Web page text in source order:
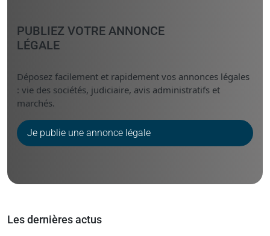
PUBLIEZ VOTRE ANNONCE
LÉGALE
Déposez facilement et rapidement vos annonces légales
: vie des sociétés, judiciaire, avis administratifs et
marchés.
Je publie une annonce légale
Les dernières actus